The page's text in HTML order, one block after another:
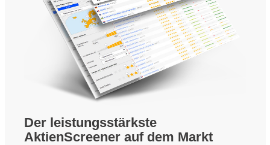
Der leistungsstärkste
AktienScreener auf dem Markt